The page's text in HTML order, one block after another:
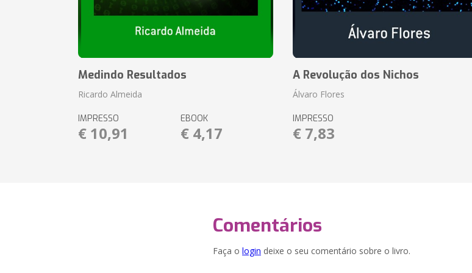
Medindo Resultados
Ricardo Almeida
IMPRESSO
€ 10,91
EBOOK
€ 4,17
A Revolução dos Nichos
Álvaro Flores
IMPRESSO
€ 7,83
Comentários
Faça o login deixe o seu comentário sobre o livro.